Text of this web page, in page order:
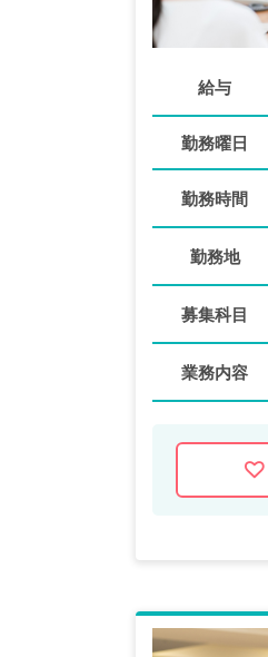
給与
勤務曜日
勤務時間
勤務地
募集科目
業務内容